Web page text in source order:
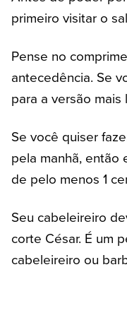
primeiro visitar o
Pense no
antecedência. Se
para a versão mais
Se você quiser
pela manhã, então
de pelo menos 1
Seu cabeleireiro
corte César. É um
cabeleireiro ou